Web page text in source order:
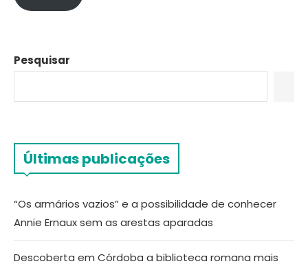
Pesquisar
Últimas publicações
“Os armários vazios” e a possibilidade de conhecer
Annie Ernaux sem as arestas aparadas
Descoberta em Córdoba a biblioteca romana mais